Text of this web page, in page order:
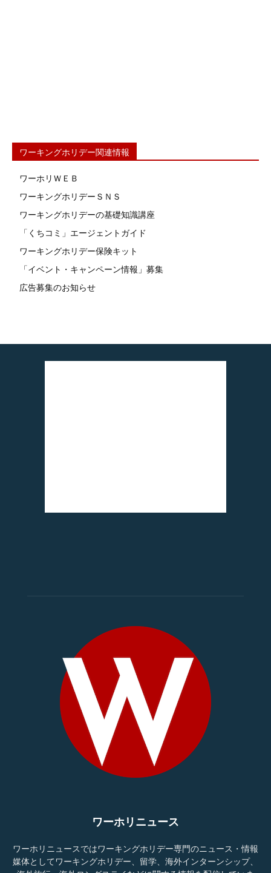
ワーキングホリデー関連情報
ワーホリＷＥＢ
ワーキングホリデーＳＮＳ
ワーキングホリデーの基礎知識講座
「くちコミ」エージェントガイド
ワーキングホリデー保険キット
「イベント・キャンペーン情報」募集
広告募集のお知らせ
ワーホリニュース
ワーホリニュースではワーキングホリデー専門のニュース・情報
媒体としてワーキングホリデー、留学、海外インターンシップ、